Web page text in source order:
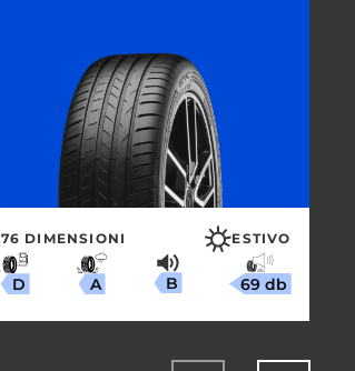
76 DIMENSIONI ESTIVO
D A B 69 db